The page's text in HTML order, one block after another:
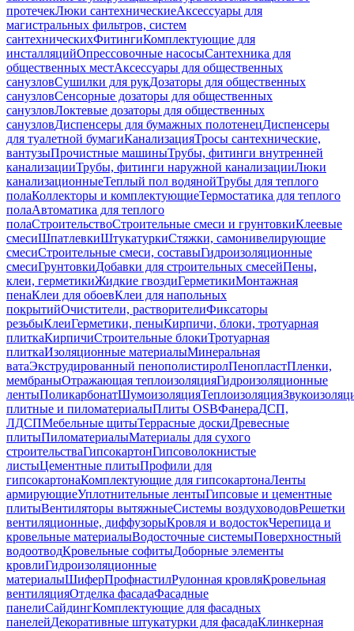
протечекЛюки сантехническиеАксессуары для
магистральных фильтров, систем
сантехническихФитингиКомплектующие для
инсталляцийОпрессовочные насосыСантехника для
общественных местАксессуары для общественных
санузловСушилки для рукДозаторы для общественных
санузловСенсорные дозаторы для общественных
санузловЛоктевые дозаторы для общественных
санузловДиспенсеры для бумажных полотенецДиспенсеры
для туалетной бумагиКанализацияТросы сантехнические,
вантузыПрочистные машиныТрубы, фитинги внутренней
канализацииТрубы, фитинги наружной канализацииЛюки
канализационныеТеплый пол водянойТрубы для теплого
полаКоллекторы и комплектующиеТермостатика для теплого
полаАвтоматика для теплого
полаСтроительствоСтроительные смеси и грунтовкиКлеевые
смесиШпатлевкиШтукатуркиСтяжки, самонивелирующие
смесиСтроительные смеси, составыГидроизоляционные
смесиГрунтовкиДобавки для строительных смесейПены,
клеи, герметикиЖидкие гвоздиГерметикиМонтажная
пенаКлеи для обоевКлеи для напольных
покрытийОчистители, растворителиФиксаторы
резьбыКлеиГерметики, пеныКирпичи, блоки, тротуарная
плиткаКирпичиСтроительные блокиТротуарная
плиткаИзоляционные материалыМинеральная
ватаЭкструдированный пенополистиролПенопластПленки,
мембраныОтражающая теплоизоляцияГидроизоляционные
лентыПоликарбонатШумоизоляцияТеплоизоляция
плитные и пиломатериалыПлиты OSBФанераДСП,
ЛДСПМебельные щитыТеррасные доскиДревесные
плитыПиломатериалыМатериалы для сухого
строительстваГипсокартонГипсоволокнистые
листыЦементные плитыПрофили для
гипсокартонаКомплектующие для гипсокартонаЛенты
армирующиеУплотнительные лентыГипсовые и цементные
плитыВентиляторы вытяжныеСистемы воздуховодовРешетки
вентиляционные, диффузорыКровля и водостокЧерепица и
кровельные материалыВодосточные системыПоверхностный
водоотводКровельные софитыДоборные элементы
кровлиГидроизоляционные
материалыШиферПрофнастилРулонная кровляКровельная
вентиляцияОтделка фасадаФасадные
панелиСайдингКомплектующие для фасадных
панелейДекоративные штукатурки для фасадаКлинкерная